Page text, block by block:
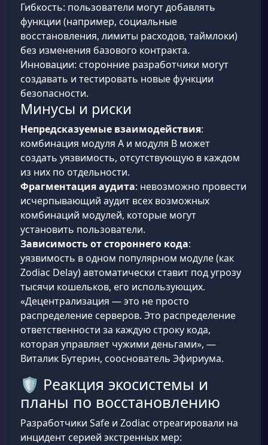
Гибкость: пользователи могут добавлять
функции (например, социальные
восстановления, лимиты расходов, таймлоки)
без изменения базового контракта.
Инновации: сторонние разработчики могут
создавать и тестировать новые функции
безопасности.
Минусы и риски
Непредсказуемые взаимодействия:
комбинация модуля A и модуля B может
создать уязвимость, отсутствующую в каждом
из них по отдельности.
Фрагментация аудита: невозможно провести
исчерпывающий аудит всех возможных
комбинаций модулей, которые могут
установить пользователи.
Зависимость от стороннего кода:
уязвимость в одном популярном модуле (как
Zodiac Delay) автоматически ставит под угрозу
тысячи кошельков, его использующих.
«Децентрализация — это не просто
распределение серверов. Это распределение
ответственности за каждую строку кода,
которая управляет чужими деньгами», —
Виталик Бутерин, сооснователь Эфириума.
🛡️ Реакция экосистемы и
планы по восстановлению
Разработчики Safe и Zodiac отреагировали на
инцидент серией экстренных мер: